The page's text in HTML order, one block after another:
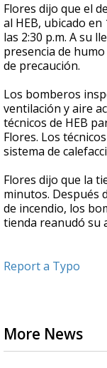
Flores dijo que el
al HEB, ubicado
las 2:30 p.m. A su
presencia de
de precaución.
Los bomberos
ventilación y aire
técnicos de HEB
Flores. Los
sistema de
Flores dijo que la
minutos. Después
de incendio, los
tienda reanudó su
Report a Typo
More News